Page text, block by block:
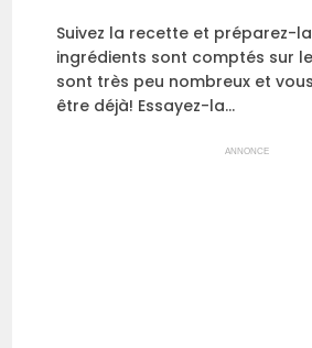
Suivez la recette et préparez-
ingrédients sont comptés sur
sont très peu nombreux et
être déjà! Essayez-la…
ANNONCE